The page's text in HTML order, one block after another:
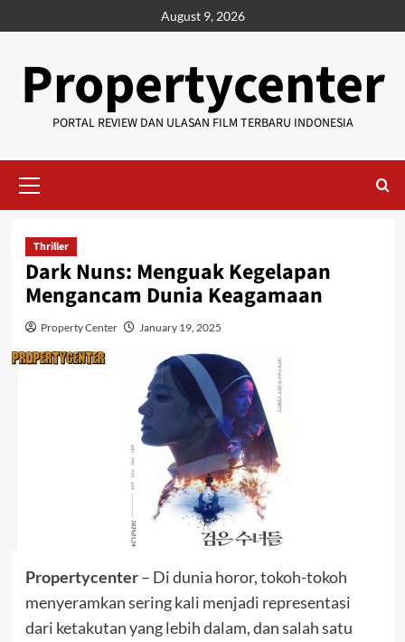
to
August 9, 2026
Propertycenter
PORTAL REVIEW DAN ULASAN FILM TERBARU INDONESIA
Menu
Thriller
Dark Nuns: Menguak Kegelapan
Mengancam Dunia Keagamaan
Property Center January 19, 2025
Propertycenter – Di dunia horor, tokoh-tokoh
menyeramkan sering kali menjadi representasi
dari ketakutan yang lebih dalam, dan salah satu